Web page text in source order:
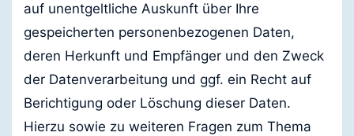
auf unentgeltliche Auskunft über Ihre
gespeicherten personenbezogenen Daten,
deren Herkunft und Empfänger und den Zweck
der Datenverarbeitung und ggf. ein Recht auf
Berichtigung oder Löschung dieser Daten.
Hierzu sowie zu weiteren Fragen zum Thema